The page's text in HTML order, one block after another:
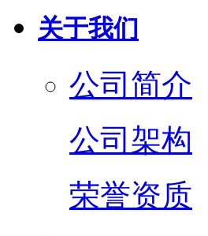
关于我们
公司简介
公司架构
荣誉资质